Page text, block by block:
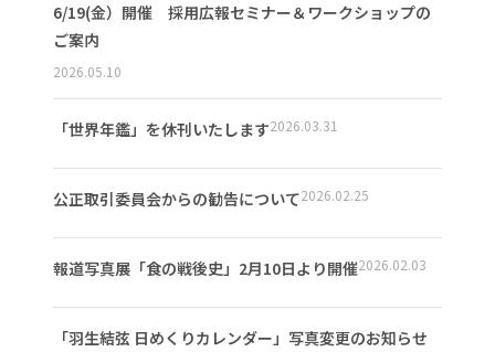
6/19(金）開催 採用広報セミナー＆ワークショップの
ご案内
2026.05.10
「世界年鑑」を休刊いたします2026.03.31
公正取引委員会からの勧告について2026.02.25
報道写真展「食の戦後史」2月10日より開催2026.02.03
「羽生結弦 日めくりカレンダー」写真変更のお知らせ